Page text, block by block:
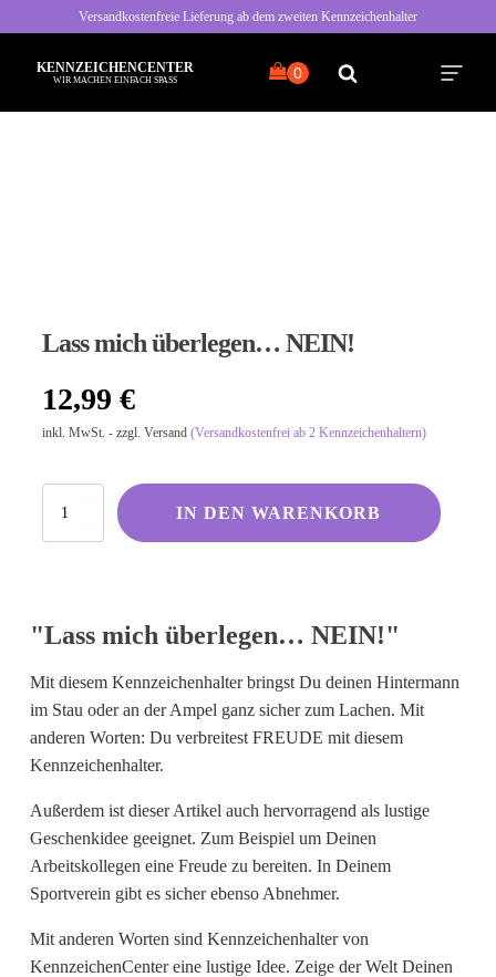
Versandkostenfreie Lieferung ab dem zweiten Kennzeichenhalter
KENNZEICHENCENTER
WIR MACHEN EINFACH SPASS
Nette Sprüche
Kölsche Sprüche
Hessisch gebabbelt
Englisch
I Love...
Ich komme aus und bin...
Fußball
Fliegerwelt
Lass mich überlegen… NEIN!
12,99 €
inkl. MwSt. - zzgl. Versand (Versandkostenfrei ab 2 Kennzeichenhaltern)
überlegen…
IN DEN WARENKORB
"Lass mich überlegen… NEIN!"
Mit diesem Kennzeichenhalter bringst Du deinen Hintermann
im Stau oder an der Ampel ganz sicher zum Lachen. Mit
anderen Worten: Du verbreitest FREUDE mit diesem
Kennzeichenhalter.
Außerdem ist dieser Artikel auch hervorragend als lustige
Geschenkidee geeignet. Zum Beispiel um Deinen
Arbeitskollegen eine Freude zu bereiten. In Deinem
Sportverein gibt es sicher ebenso Abnehmer.
Mit anderen Worten sind Kennzeichenhalter von
KennzeichenCenter eine lustige Idee. Zeige der Welt Deinen